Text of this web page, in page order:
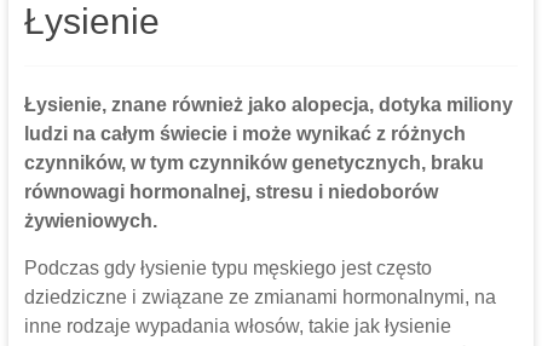
Łysienie
Łysienie,znane również jako alopecja, dotyka miliony
ludzi na całym świecie i może wynikać z różnych
czynników, w tym czynników genetycznych, braku
równowagi hormonalnej, stresu i niedoborów
żywieniowych.
Podczas gdy łysienie typu męskiego jest często
dziedziczne i związane ze zmianami hormonalnymi, na
inne rodzaje wypadania włosów, takie jak łysienie